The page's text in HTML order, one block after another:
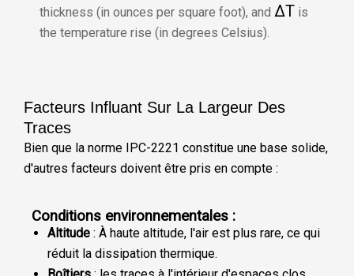
thickness (in ounces per square foot), and ΔT is
the temperature rise (in degrees Celsius).
Facteurs Influant Sur La Largeur Des
Traces
Bien que la norme IPC-2221 constitue une base solide,
d'autres facteurs doivent être pris en compte :
Conditions environnementales :
Altitude : À haute altitude, l'air est plus rare, ce qui
réduit la dissipation thermique.